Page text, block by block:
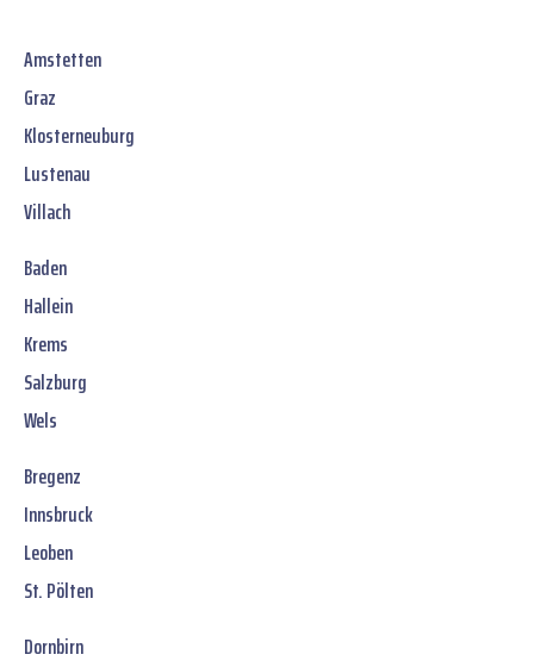
Amstetten
Graz
Klosterneuburg
Lustenau
Villach
Baden
Hallein
Krems
Salzburg
Wels
Bregenz
Innsbruck
Leoben
St. Pölten
Dornbirn